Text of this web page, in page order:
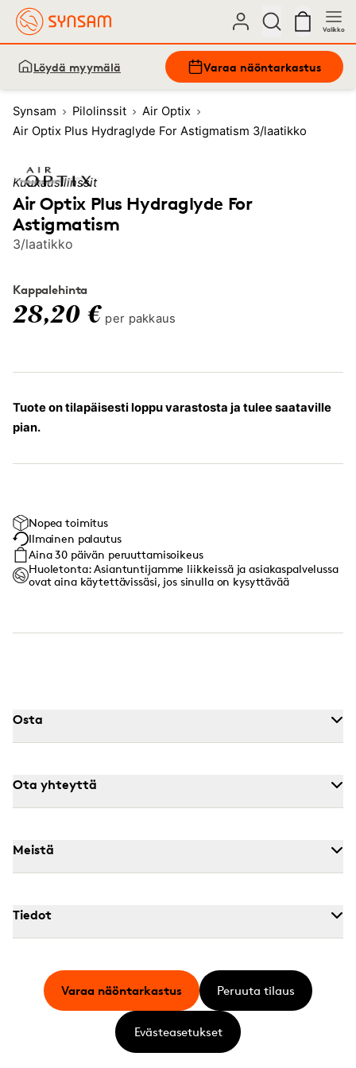
Valikko
Löydä myymälä Varaa näöntarkastus
Synsam Pilolinssit
Air Optix
Air Optix Plus Hydraglyde For Astigmatism 3/laatikko
Kuukausilinssit
Air Optix Plus Hydraglyde For
Astigmatism
3/laatikko
Kappalehinta
28,20 € per pakkaus
Tuote on tilapäisesti loppu varastosta ja tulee saataville
pian.
Nopea toimitus
Ilmainen palautus
Aina 30 päivän peruuttamisoikeus
Huoletonta: Asiantuntijamme liikkeissä ja asiakaspalvelussa
ovat aina käytettävissäsi, jos sinulla on kysyttävää
Osta
Ota yhteyttä
Meistä
Tiedot
Varaa näöntarkastus Peruuta tilaus
Evästeasetukset